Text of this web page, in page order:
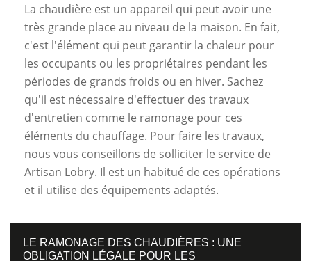
La chaudière est un appareil qui peut avoir une
très grande place au niveau de la maison. En fait,
c'est l'élément qui peut garantir la chaleur pour
les occupants ou les propriétaires pendant les
périodes de grands froids ou en hiver. Sachez
qu'il est nécessaire d'effectuer des travaux
d'entretien comme le ramonage pour ces
éléments du chauffage. Pour faire les travaux,
nous vous conseillons de solliciter le service de
Artisan Lobry. Il est un habitué de ces opérations
et il utilise des équipements adaptés.
LE RAMONAGE DES CHAUDIÈRES : UNE
OBLIGATION LÉGALE POUR LES